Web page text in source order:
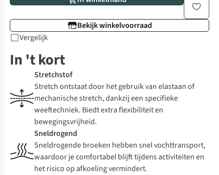
Bekijk winkelvoorraad
Vergelijk
In 't kort
Stretchstof
Stretch ontstaat door het gebruik van elastaan of
mechanische stretch, dankzij een specifieke
weeftechniek. Biedt extra flexibiliteit en
bewegingsvrijheid.
Sneldrogend
Sneldrogende broeken hebben snel vochttransport,
waardoor je comfortabel blijft tijdens activiteiten en
het risico op afkoeling vermindert.